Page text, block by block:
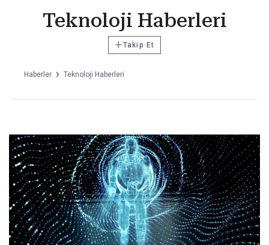
Teknoloji Haberleri
+Takip Et
Haberler Teknoloji Haberleri